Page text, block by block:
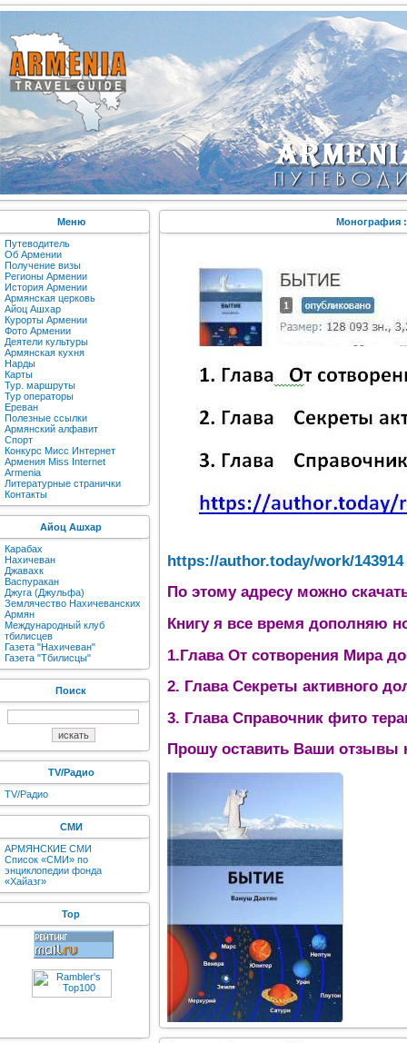
Меню
Путеводитель
Об Армении
Получение визы
Регионы Армении
История Армении
Армянская церковь
Айоц Ашхар
Курорты Армении
Фото Армении
Деятели культуры
Армянская кухня
Нарды
Карты
Тур. маршруты
Тур операторы
Ереван
Полезные ссылки
Армянский алфавит
Спорт
Конкурс Мисс Интернет
Армения Miss Internet
Armenia
Литературные странички
Контакты
Айоц Ашхар
Карабах
Нахичеван
Джавахк
Васпуракан
Джуга (Джульфа)
Землячество Нахичеванских
Армян
Международный клуб
тбилисцев
Газета "Нахичеван"
Газета "Тбилисцы"
Поиск
TV/Радио
TV/Радио
СМИ
АРМЯНСКИЕ СМИ
Список «СМИ» по
энциклопедии фонда
«Хайазг»
Top
Монография
https://author.today/work/143914
По этому адресу можно
Книгу я все время дополняю
1.Глава От сотворения Мира
2. Глава Секреты активного
3. Глава Справочник фито
Прошу оставить Ваши отзывы